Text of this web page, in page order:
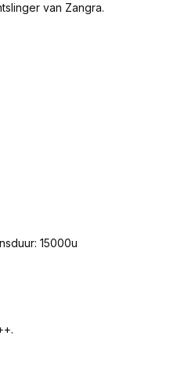
van Zangra.
15000u